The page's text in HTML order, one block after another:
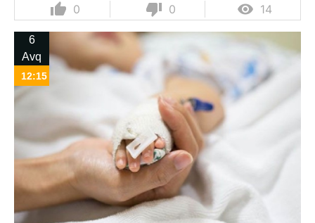
thumb_up 0 thumb_down 0  14
6
Avq
12:15